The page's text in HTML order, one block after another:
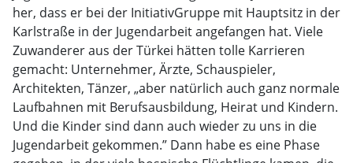
her, dass er bei der InitiativGruppe mit Hauptsitz in der
Karlstraße in der Jugendarbeit angefangen hat. Viele
Zuwanderer aus der Türkei hätten tolle Karrieren
gemacht: Unternehmer, Ärzte, Schauspieler,
Architekten, Tänzer, „aber natürlich auch ganz normale
Laufbahnen mit Berufsausbildung, Heirat und Kindern.
Und die Kinder sind dann auch wieder zu uns in die
Jugendarbeit gekommen.” Dann habe es eine Phase